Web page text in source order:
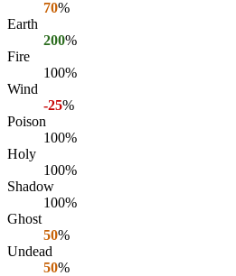
70%
Earth
200%
Fire
100%
Wind
-25%
Poison
100%
Holy
100%
Shadow
100%
Ghost
50%
Undead
50%